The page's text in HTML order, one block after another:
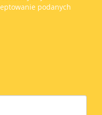
podanych